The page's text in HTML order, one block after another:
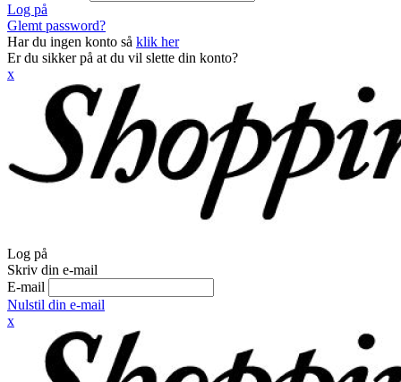
Log på
Glemt password?
Har du ingen konto så klik her
Er du sikker på at du vil slette din konto?
x
Log på
Skriv din e-mail
E-mail
Nulstil din e-mail
x